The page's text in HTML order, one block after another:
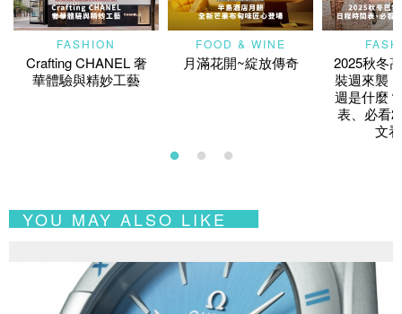
FASHION
Crafting CHANEL 奢
華體驗與精妙工藝
FOOD & WINE
月滿花開~綻放傳奇
2025秋冬
裝週來襲
週是什麼
表、必看
文
YOU MAY ALSO LIKE